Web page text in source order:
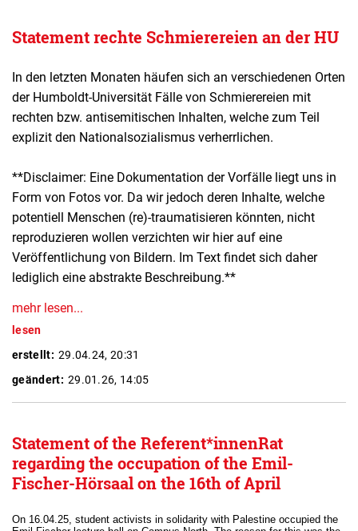
Statement rechte Schmierereien an der HU
In den letzten Monaten häufen sich an verschiedenen Orten
der Humboldt-Universität Fälle von Schmierereien mit
rechten bzw. antisemitischen Inhalten, welche zum Teil
explizit den Nationalsozialismus verherrlichen.
**Disclaimer: Eine Dokumentation der Vorfälle liegt uns in
Form von Fotos vor. Da wir jedoch deren Inhalte, welche
potentiell Menschen (re)-traumatisieren könnten, nicht
reproduzieren wollen verzichten wir hier auf eine
Veröffentlichung von Bildern. Im Text findet sich daher
lediglich eine abstrakte Beschreibung.**
mehr lesen...
lesen
erstellt: 29.04.24, 20:31
geändert: 29.01.26, 14:05
Statement of the Referent*innenRat
regarding the occupation of the Emil-
Fischer-Hörsaal on the 16th of April
On 16.04.25, student activists in solidarity with Palestine occupied the